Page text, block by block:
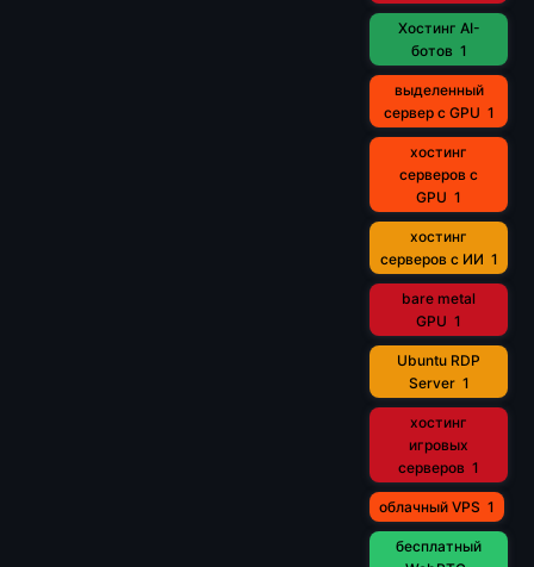
Хостинг AI-
ботов 1
выделенный
сервер с GPU 1
хостинг
серверов с
GPU 1
хостинг
серверов с ИИ 1
bare metal
GPU 1
Ubuntu RDP
Server 1
хостинг
игровых
серверов 1
облачный VPS 1
бесплатный